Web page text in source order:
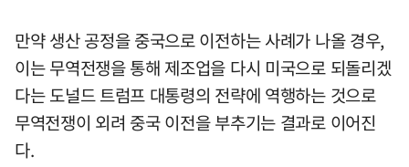
만약 생산 공정을 중국으로 이전하는 사례가 나올 경우,
이는 무역전쟁을 통해 제조업을 다시 미국으로 되돌리겠
다는 도널드 트럼프 대통령의 전략에 역행하는 것으로
무역전쟁이 외려 중국 이전을 부추기는 결과로 이어진
다.